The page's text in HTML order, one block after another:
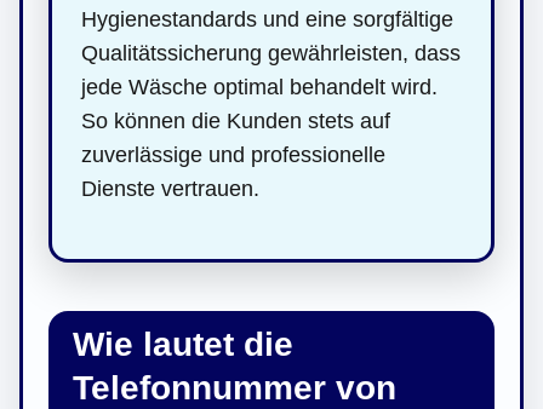
Hygienestandards und eine sorgfältige
Qualitätssicherung gewährleisten, dass
jede Wäsche optimal behandelt wird.
So können die Kunden stets auf
zuverlässige und professionelle
Dienste vertrauen.
Wie lautet die
Telefonnummer von